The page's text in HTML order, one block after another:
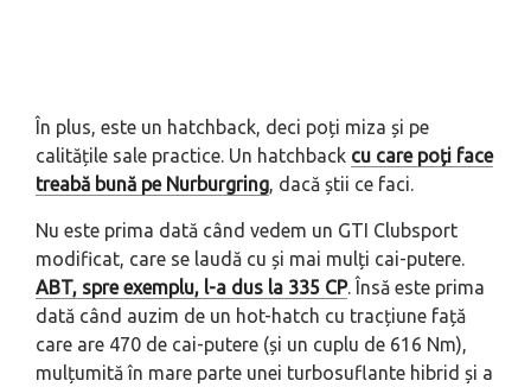
În plus, este un hatchback, deci poți miza și pe
calitățile sale practice. Un hatchback cu care poți face
treabă bună pe Nurburgring, dacă știi ce faci.
Nu este prima dată când vedem un GTI Clubsport
modificat, care se laudă cu și mai mulți cai-putere.
ABT, spre exemplu, l-a dus la 335 CP. Însă este prima
dată când auzim de un hot-hatch cu tracțiune față
care are 470 de cai-putere (și un cuplu de 616 Nm),
mulțumită în mare parte unei turbosuflante hibrid și a